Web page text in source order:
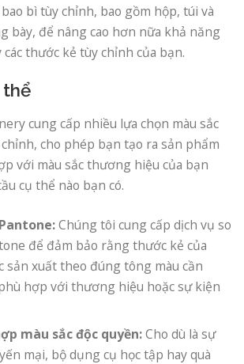
bì tùy chỉnh, bao gồm hộp, túi và
bày, để nâng cao hơn nữa khả năng
thước kẻ tùy chỉnh của bạn.
thể
cung cấp nhiều lựa chọn màu sắc
cho phép bạn tạo ra sản phẩm
với màu sắc thương hiệu của bạn
cụ thể nào bạn có.
Chúng tôi cung cấp dịch vụ so
để đảm bảo rằng thước kẻ của
sản xuất theo đúng tông màu cần
hợp với thương hiệu hoặc sự kiện
màu sắc độc quyền:Cho dù là sự
mại, bộ dụng cụ học tập hay quà